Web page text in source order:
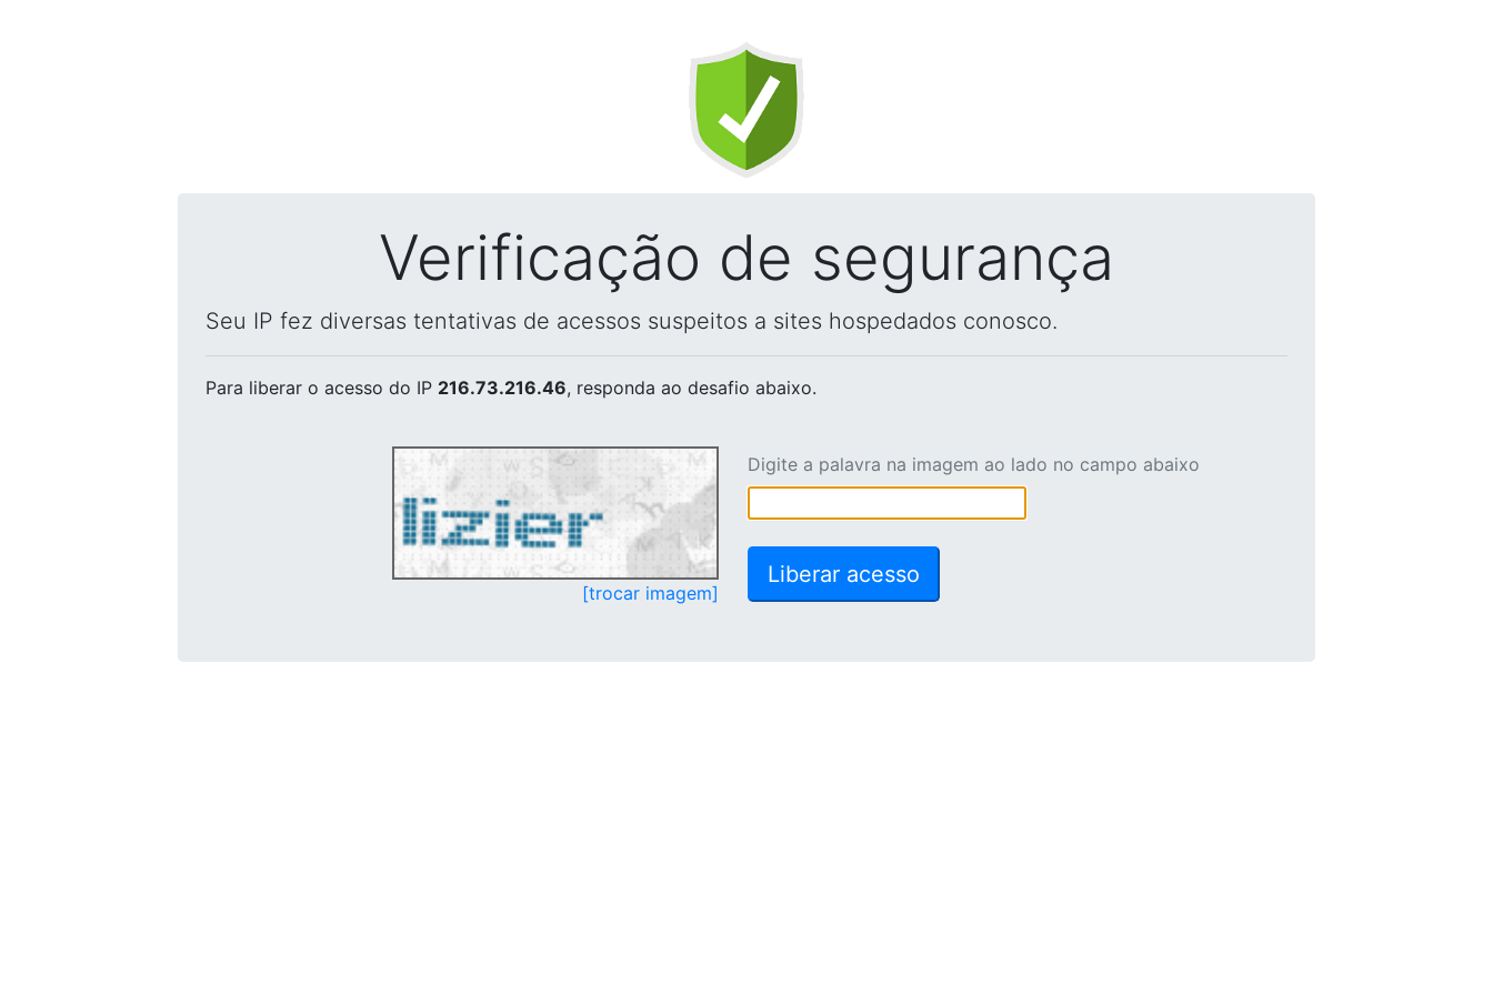
Verificação de segurança
Seu IP fez diversas tentativas de acessos suspeitos a sites hospedados conosco.
Para liberar o acesso do IP 216.73.216.46, responda ao desafio abaixo.
[trocar imagem]
Digite a palavra na imagem ao lado no campo abaixo